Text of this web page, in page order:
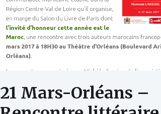
21 Mars-Orléans –